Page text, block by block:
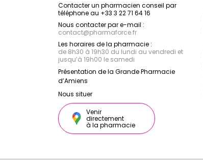
Contacter un pharmacien conseil par
téléphone au +33 3 22 71 64 16
Nous contacter par e-mail :
contact@pharmaforce.fr
Les horaires de la pharmacie :
de 8h30 à 19h30 du lundi au vendredi et
jusqu’à 19h00 le samedi
Présentation de la Grande Pharmacie
d’Amiens
Nous situer
Venir
directement
à la pharmacie